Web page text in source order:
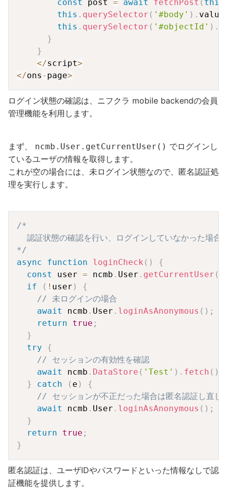
const post = await fetchPost ( this
this . querySelector ( '#body' ) .
this . querySelector ( '#objectId' ) .
}
}
</script>
</ons - page>
ログイン状態の確認は、ニフクラ mobile backendの会員
管理機能を利用します。
まず、 ncmb.User.getCurrentUser() でログインし
ているユーザの情報を取得します。
これが空の場合には、未ログイン状態なので、匿名認証処
理を実行します。
/*
認証状態の確認を行い、ログインしていなかった場合
*/
async
function loginCheck ( )
{
const
user = ncmb . User . getCurrentUser (
if
( ! user )
{
// 未ログインの場合
await
ncmb . User . loginAsAnonymous ( ) ;
return
true ;
}
try
{
// セッションの有効性を確認
await
ncmb . DataStore ( 'Test' ) . fetch ( )
}
catch ( e )
{
// セッションが不正だった場合は匿名認証し直し
await
ncmb . User . loginAsAnonymous ( ) ;
}
return
true ;
}
匿名認証は、ユーザIDやパスワードといった情報なしで認
証機能を提供します。